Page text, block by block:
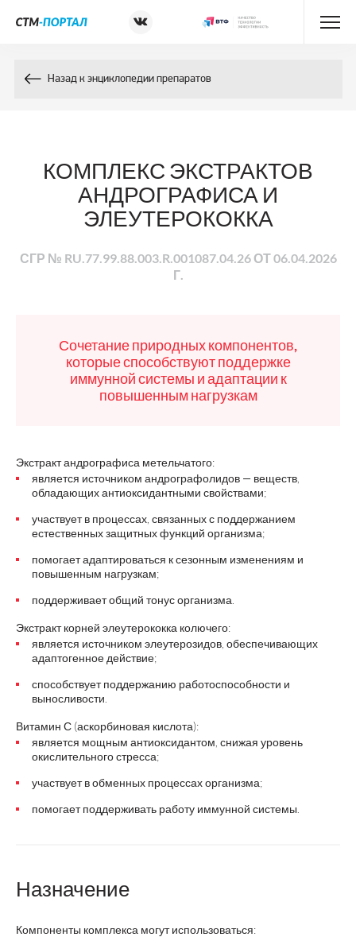
Назад к энциклопедии препаратов
КОМПЛЕКС ЭКСТРАКТОВ
АНДРОГРАФИСА И
ЭЛЕУТЕРОКОККА
СГР № RU.77.99.88.003.R.001087.04.26 ОТ 06.04.2026
Г.
Сочетание природных компонентов,
которые способствуют поддержке
иммунной системы и адаптации к
повышенным нагрузкам
Экстракт андрографиса метельчатого:
является источником андрографолидов — веществ,
обладающих антиоксидантными свойствами;
участвует в процессах, связанных с поддержанием
естественных защитных функций организма;
помогает адаптироваться к сезонным изменениям и
повышенным нагрузкам;
поддерживает общий тонус организма.
Экстракт корней элеутерококка колючего:
является источником элеутерозидов, обеспечивающих
адаптогенное действие;
способствует поддержанию работоспособности и
выносливости.
Витамин С (аскорбиновая кислота):
является мощным антиоксидантом, снижая уровень
окислительного стресса;
участвует в обменных процессах организма;
помогает поддерживать работу иммунной системы.
Назначение
Компоненты комплекса могут использоваться: